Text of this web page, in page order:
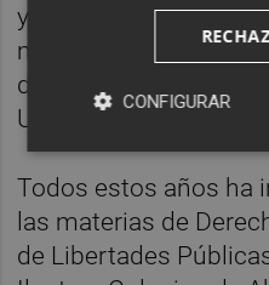
y director de centros
mandato de la rectora
director de
Universidad CEU
Todos estos años ha
las materias de
de Libertades
CONFIGURAR